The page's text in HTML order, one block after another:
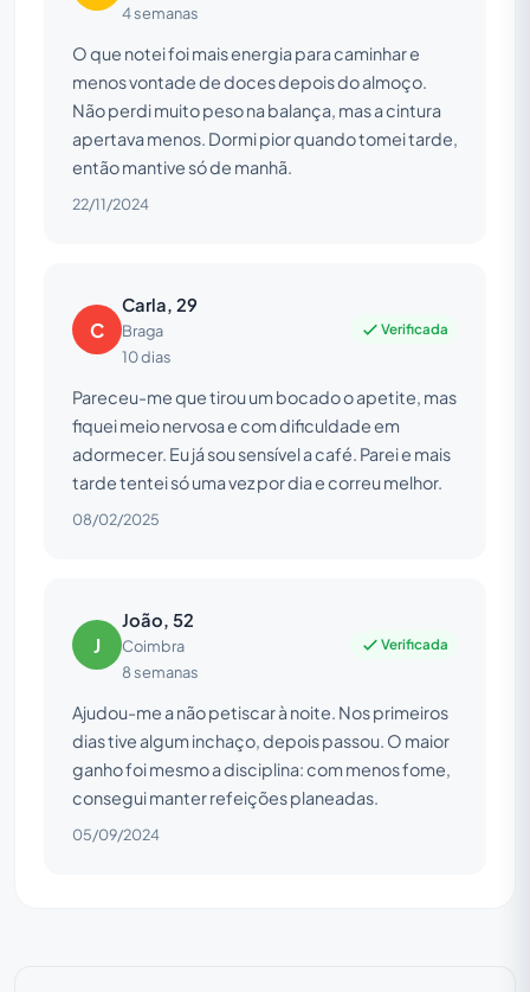
4 semanas
O que notei foi mais energia para caminhar e
menos vontade de doces depois do almoço.
Não perdi muito peso na balança, mas a cintura
apertava menos. Dormi pior quando tomei tarde,
então mantive só de manhã.
22/11/2024
C
Carla, 29
Braga
10 dias
Verificada
Pareceu-me que tirou um bocado o apetite, mas
fiquei meio nervosa e com dificuldade em
adormecer. Eu já sou sensível a café. Parei e mais
tarde tentei só uma vez por dia e correu melhor.
08/02/2025
J
João, 52
Coimbra
8 semanas
Verificada
Ajudou-me a não petiscar à noite. Nos primeiros
dias tive algum inchaço, depois passou. O maior
ganho foi mesmo a disciplina: com menos fome,
consegui manter refeições planeadas.
05/09/2024